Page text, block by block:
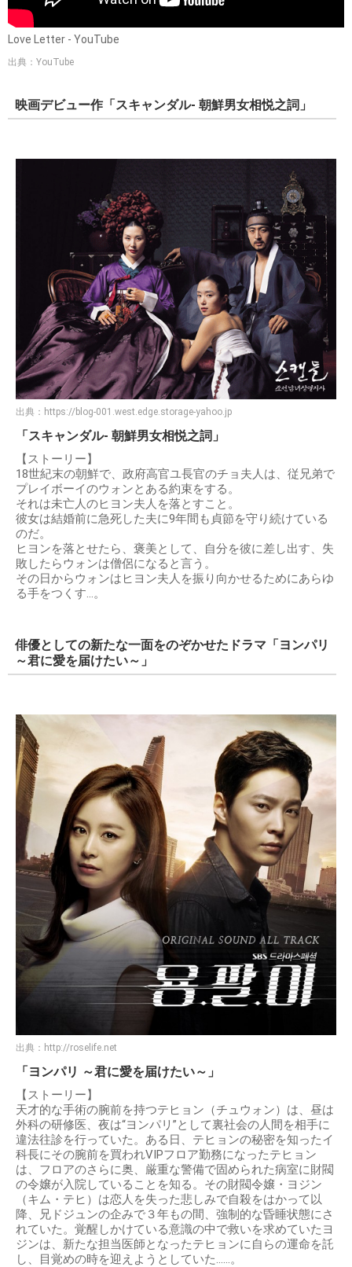
Love Letter - YouTube
出典：YouTube
映画デビュー作「スキャンダル- 朝鮮男女相悦之詞」
出典： https://blog-001.west.edge.storage-yahoo.jp
「スキャンダル- 朝鮮男女相悦之詞」
【ストーリー】
18世紀末の朝鮮で、政府高官ユ長官のチョ夫人は、従兄弟で
プレイボーイのウォンとある約束をする。
それは未亡人のヒヨン夫人を落とすこと。
彼女は結婚前に急死した夫に9年間も貞節を守り続けている
のだ。
ヒヨンを落とせたら、褒美として、自分を彼に差し出す、失
敗したらウォンは僧侶になると言う。
その日からウォンはヒヨン夫人を振り向かせるためにあらゆ
る手をつくす…。
俳優としての新たな一面をのぞかせたドラマ「ヨンパリ
～君に愛を届けたい～」
出典： http://roselife.net
「ヨンパリ ～君に愛を届けたい～」
【ストーリー】
天才的な手術の腕前を持つテヒョン（チュウォン）は、昼は
外科の研修医、夜は“ヨンパリ”として裏社会の人間を相手に
違法往診を行っていた。ある日、テヒョンの秘密を知ったイ
科長にその腕前を買われVIPフロア勤務になったテヒョン
は、フロアのさらに奥、厳重な警備で固められた病室に財閥
の令嬢が入院していることを知る。その財閥令嬢・ヨジン
（キム・テヒ）は恋人を失った悲しみで自殺をはかって以
降、兄ドジュンの企みで３年もの間、強制的な昏睡状態にさ
れていた。覚醒しかけている意識の中で救いを求めていたヨ
ジンは、新たな担当医師となったテヒョンに自らの運命を託
し、目覚めの時を迎えようとしていた……。